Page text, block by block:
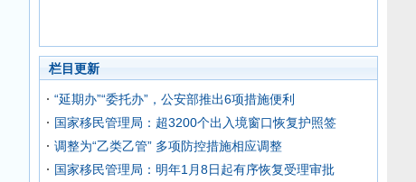
栏目更新
“延期办”“委托办”，公安部推出6项措施便利
国家移民管理局：超3200个出入境窗口恢复护照签
调整为“乙类乙管” 多项防控措施相应调整
国家移民管理局：明年1月8日起有序恢复受理审批